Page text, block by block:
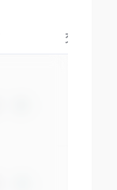
交易产品